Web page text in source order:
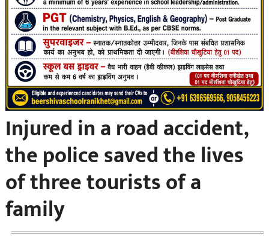
Injured in a road accident,
the police saved the lives
of three tourists of a
family